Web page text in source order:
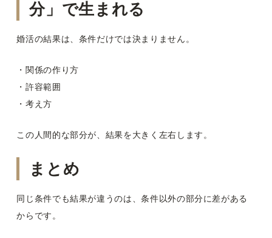
分」で生まれる
婚活の結果は、条件だけでは決まりません。
・関係の作り方
・許容範囲
・考え方
この人間的な部分が、結果を大きく左右します。
まとめ
同じ条件でも結果が違うのは、条件以外の部分に差がある
からです。